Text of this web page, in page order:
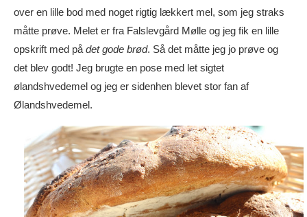
over en lille bod med noget rigtig lækkert mel, som jeg straks
måtte prøve. Melet er fra Falslevgård Mølle og jeg fik en lille
opskrift med på det gode brød. Så det måtte jeg jo prøve og
det blev godt! Jeg brugte en pose med let sigtet
ølandshvedemel og jeg er sidenhen blevet stor fan af
Ølandshvedemel.